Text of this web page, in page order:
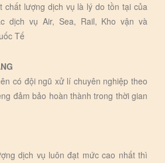
chất lượng dịch vụ là lý do tồn tại của
dịch vụ Air, Sea, Rail, Kho vận và
Tế
có đội ngũ xử lí chuyên nghiệp theo
đảm bảo hoàn thành trong thời gian
dịch vụ luôn đạt mức cao nhất thì